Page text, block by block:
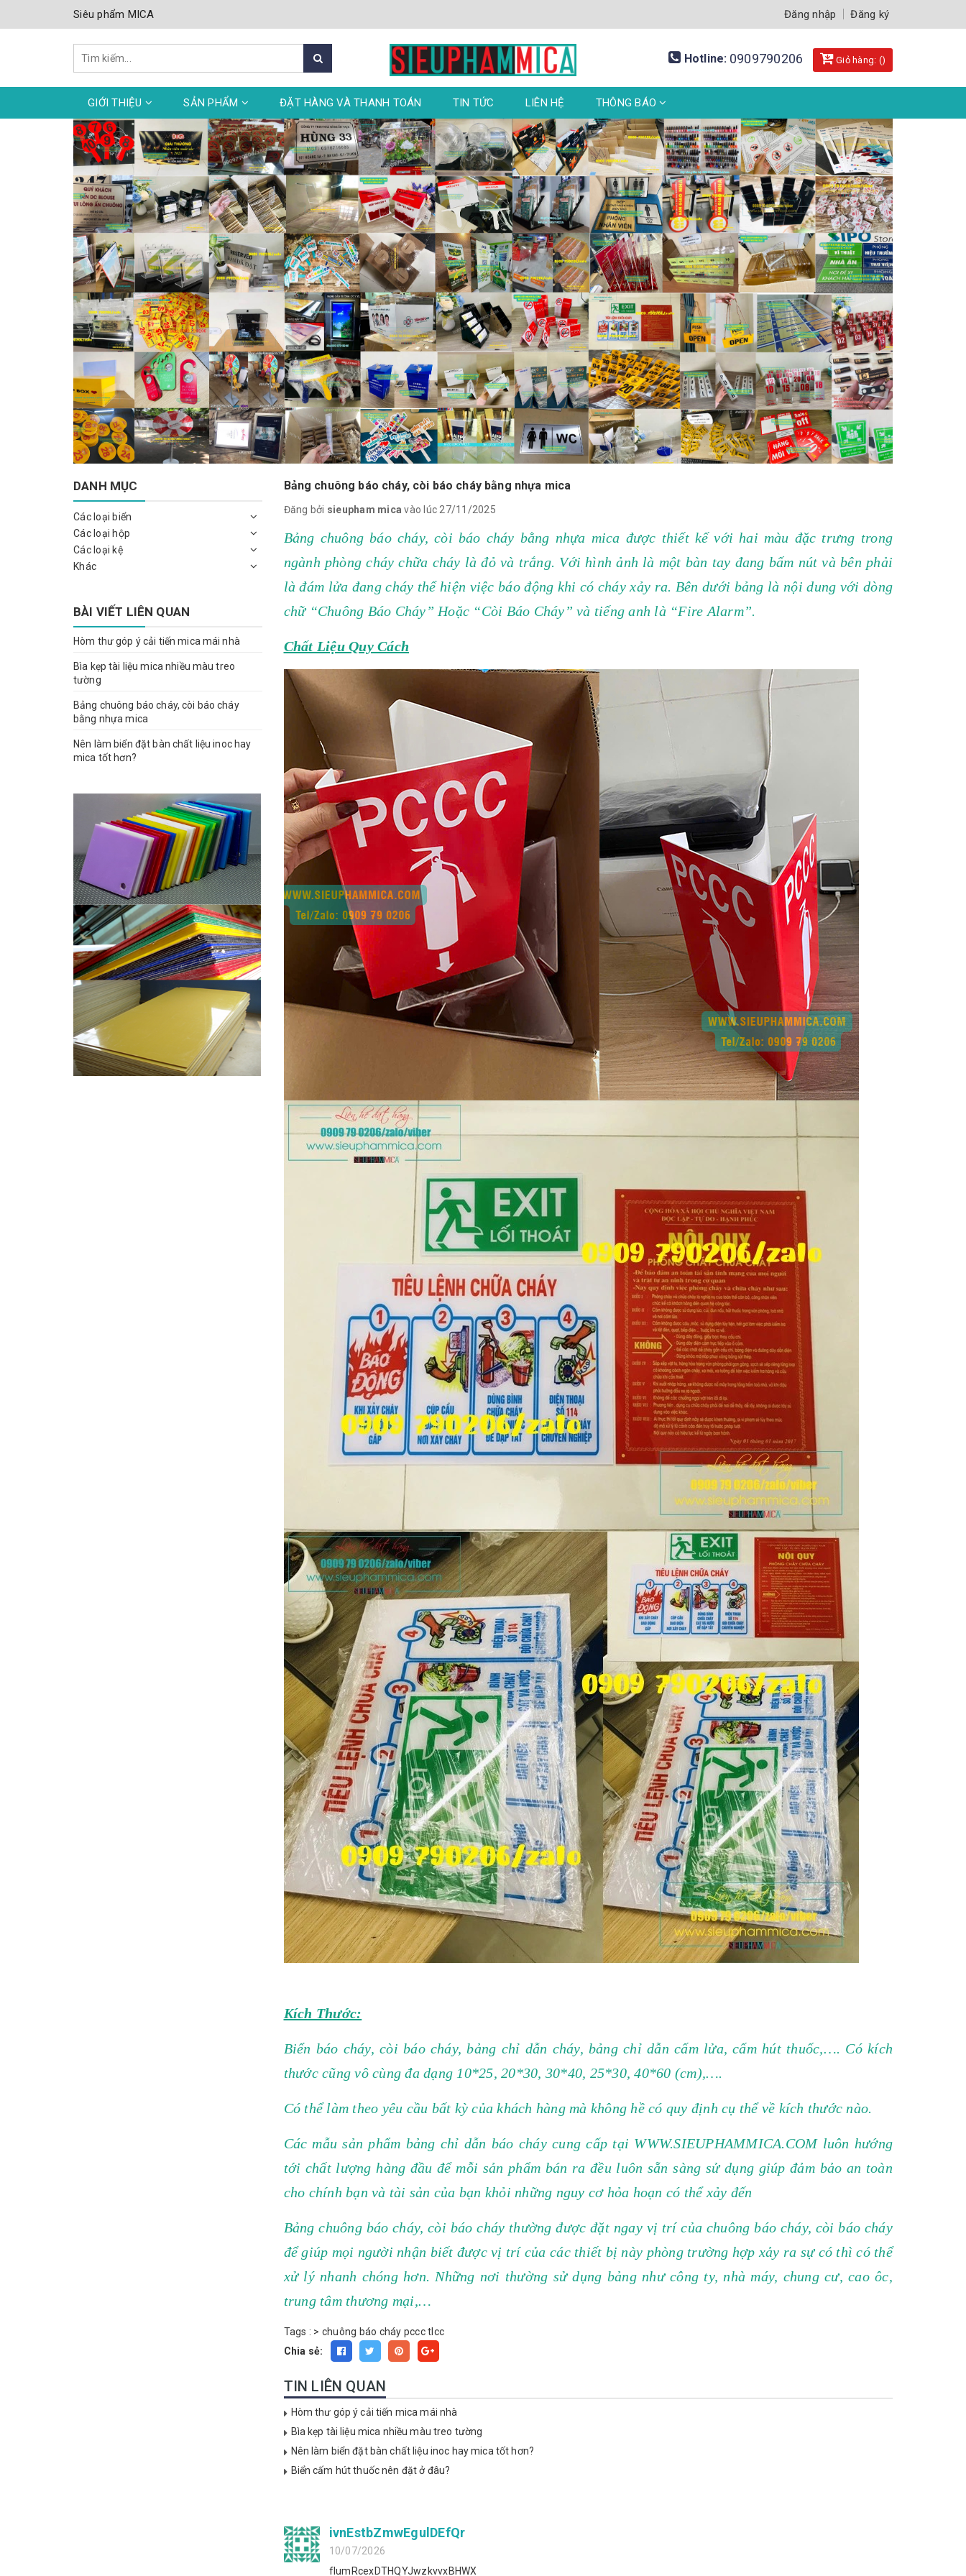
Siêu phẩm MICA Đăng nhập Đăng ký
Hotline: 0909790206 Giỏ hàng: ()
GIỚI THIỆU SẢN PHẨM ĐẶT HÀNG VÀ THANH TOÁN TIN TỨC LIÊN HỆ THÔNG BÁO
Bảng chuông báo cháy, còi báo cháy bằng nhựa mica
Đăng bởi sieupham mica vào lúc 27/11/2025
Bảng chuông báo cháy, còi báo cháy bằng nhựa mica được thiết kế với hai màu đặc trưng trong
ngành phòng cháy chữa cháy là đỏ và trắng. Với hình ảnh là một bàn tay đang bấm nút và bên phải
là đám lửa đang cháy thể hiện việc báo động khi có cháy xảy ra. Bên dưới bảng là nội dung với dòng
chữ “Chuông Báo Cháy” Hoặc “Còi Báo Cháy” và tiếng anh là “Fire Alarm”.
Chất Liệu Quy Cách
Kích Thước:
Biển báo cháy, còi báo cháy, bảng chỉ dẫn cháy, bảng chỉ dẫn cấm lửa, cấm hút thuốc,…. Có kích
thước cũng vô cùng đa dạng 10*25, 20*30, 30*40, 25*30, 40*60 (cm),….
Có thể làm theo yêu cầu bất kỳ của khách hàng mà không hề có quy định cụ thể về kích thước nào.
Các mẫu sản phẩm bảng chỉ dẫn báo cháy cung cấp tại WWW.SIEUPHAMMICA.COM luôn hướng
tới chất lượng hàng đầu để mỗi sản phẩm bán ra đều luôn sẵn sàng sử dụng giúp đảm bảo an toàn
cho chính bạn và tài sản của bạn khỏi những nguy cơ hỏa hoạn có thể xảy đến
Bảng chuông báo cháy, còi báo cháy thường được đặt ngay vị trí của chuông báo cháy, còi báo cháy
để giúp mọi người nhận biết được vị trí của các thiết bị này phòng trường hợp xảy ra sự có thì có thể
xử lý nhanh chóng hơn. Những nơi thường sử dụng bảng như công ty, nhà máy, chung cư, cao ôc,
trung tâm thương mại,…
Tags : > chuông báo cháy pccc tlcc
Chia sẻ:
TIN LIÊN QUAN
Hòm thư góp ý cải tiến mica mái nhà
Bìa kẹp tài liệu mica nhiều màu treo tường
Nên làm biển đặt bàn chất liệu inoc hay mica tốt hơn?
Biển cấm hút thuốc nên đặt ở đâu?
ivnEstbZmwEgulDEfQr
10/07/2026
fIumRcexDTHQYJwzkvvxBHWX
DANH MỤC
Các loại biển
Các loại hộp
Các loại kệ
Khác
BÀI VIẾT LIÊN QUAN
Hòm thư góp ý cải tiến mica mái nhà
Bìa kẹp tài liệu mica nhiều màu treo
tường
Bảng chuông báo cháy, còi báo cháy
bằng nhựa mica
Nên làm biển đặt bàn chất liệu inoc hay
mica tốt hơn?